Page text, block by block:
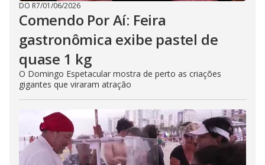
DO R7/01/06/2026
Comendo Por Aí: Feira
gastronômica exibe pastel de
quase 1 kg
O Domingo Espetacular mostra de perto as criações
gigantes que viraram atração